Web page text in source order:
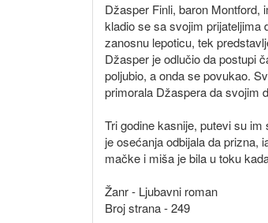
Džasper Finli, baron Montford,
kladio se sa svojim prijateljima
zanosnu lepoticu, tek
Džasper je odlučio da postupi
poljubio, a onda se povukao.
primorala Džaspera da svojim
Tri godine kasnije, putevi su
je osećanja odbijala da prizna,
mačke i miša je bila u toku
Žanr - Ljubavni roman
Broj strana - 249